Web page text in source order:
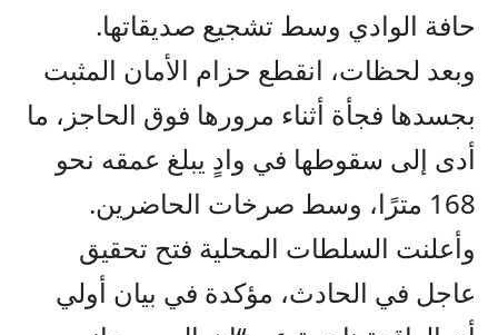
حافة الوادي وسط تشجيع صديقاتها.
وبعد لحظات، انقطع حزام الأمان المثبت
بجسدها فجأة أثناء مرورها فوق الحاجز، ما
أدى إلى سقوطها في وادٍ يبلغ عمقه نحو
168 مترًا، وسط صرخات الحاضرين.
وأعلنت السلطات المحلية فتح تحقيق
عاجل في الحادث، مؤكدة في بيان أولي